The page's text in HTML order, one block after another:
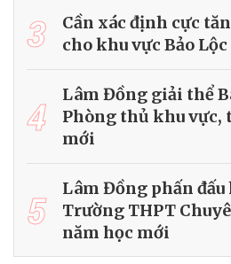
3
Cần xác định cực
cho khu vực Bảo Lộc
4
Lâm Đồng giải thể
Phòng thủ khu vực,
mới
5
Lâm Đồng phấn
Trường THPT
năm học mới